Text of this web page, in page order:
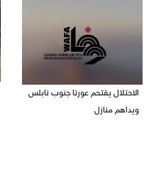
الاحتلال يقتحم عورتا جنوب نابلس
ويداهم منازل